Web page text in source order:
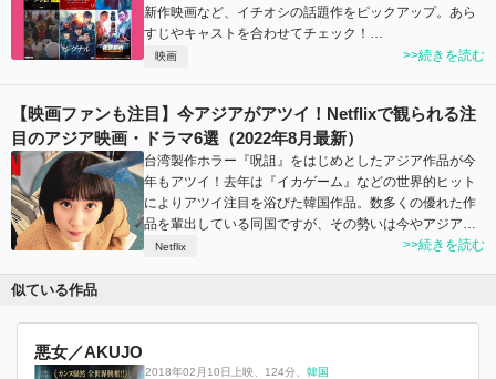
新作映画など、イチオシの話題作をピックアップ。あら
すじやキャストを合わせてチェック！…
映画 >>続きを読む
【映画ファンも注目】今アジアがアツイ！Netflixで観られる注
目のアジア映画・ドラマ6選（2022年8月最新）
台湾製作ホラー『呪詛』をはじめとしたアジア作品が今
年もアツイ！去年は『イカゲーム』などの世界的ヒット
によりアツイ注目を浴びた韓国作品。数多くの優れた作
品を輩出している同国ですが、その勢いは今やアジア…
Netflix >>続きを読む
似ている作品
悪女／AKUJO
2018年02月10日上映 124分
韓国